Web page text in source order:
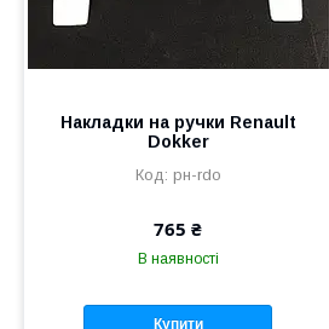
Накладки на ручки Renault
Dokker
рн-rdo
765 ₴
В наявності
Купити